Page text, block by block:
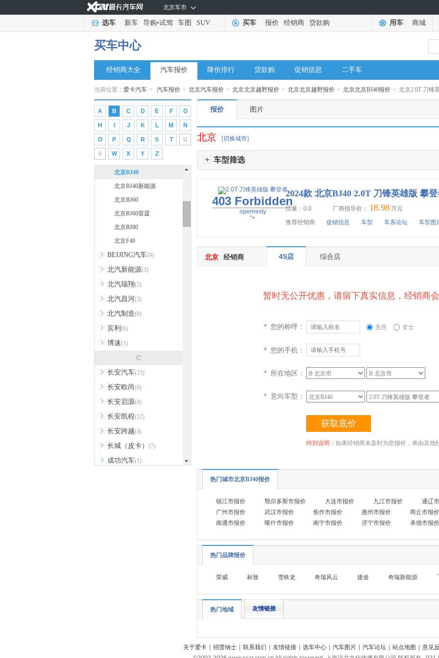
北京车市
选车 新车 导购•试驾 车图 SUV 买车 报价 经销商 贷款购 用车 商城
买车中心
经销商大全 汽车报价 降价排行 贷款购 促销信息 二手车
当前位置： 爱卡汽车 > 汽车报价 > 北京汽车报价 > 北京北京越野报价 > 北京北京越野报价 > 北京北京BJ40报价 > 北京2.0T 刀锋
A B C D E F G
H J K L M N
O P Q R S T U
V W X Y Z
宝马(37)
宝骏 (5)
奔驰(48)
本田(27)
别克 (17)
标致(6)
比亚迪(31)
北京越野 (7)
北京越野(7)
北京BJ30
北京BJ40
北京BJ40新能源
北京BJ60
北京BJ60雷霆
北京BJ80
北京F40
BEIJING汽车(9)
北汽新能源(3)
北汽瑞翔(2)
北汽昌河(3)
北汽制造(8)
宾利 (6)
博速(1)
C
长安汽车(23)
长安欧尚(6)
长安启源(4)
长安凯程(12)
长安跨越(4)
长城（皮卡） (7)
成功汽车(1)
报价 图片
北京 [切换城市]
车型筛选
403 Forbidden
openresty
">
2024款 北京BJ40 2.0T 刀锋英雄版 攀
排量：0.0 厂商指导价： 18.98 万元
推荐经销商
促销信息 车型 车系论坛 车型图
北京 经销商 4S店 综合店
暂时无公开优惠，请留下真实信息，经销商
* 您的称呼： 先生 女士
* 您的手机：
* 所在地区：
* 意向车型：
获取底价
特别说明： 如果经销商未及时为您报价，将由其他
热门城市北京BJ40报价
镇江市报价 鄂尔多斯市报价 大连市报价 九江市报价 通辽
广州市报价
武汉市报价 焦作市报价 惠州市报价 商丘市报价
南通市报价
喀什市报价 南宁市报价 济宁市报价 承德市报价
热门品牌报价
荣威 标致 雪铁龙 奇瑞风云 捷途 奇瑞新能源
热门地域 友情链接
关于爱卡 招贤纳士 联系我们 友情链接 选车中心 汽车图片 汽车论坛 站点地图 意见